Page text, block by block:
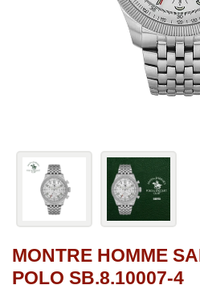
MONTRE HOMME
POLO SB.8.10007-4